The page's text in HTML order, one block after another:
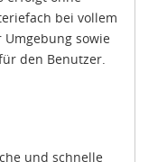
bei vollem
sowie
den Benutzer.
und schnelle